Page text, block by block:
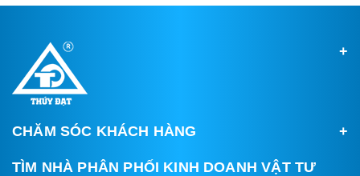
CHĂM SÓC KHÁCH HÀNG
TÌM NHÀ PHÂN PHỐI KINH DOANH VẬT TƯ